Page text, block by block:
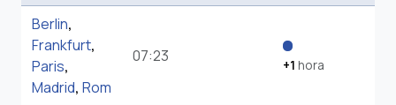
Berlin,
Frankfurt,
Paris,
Madrid, Rom
07:23 +1 hora